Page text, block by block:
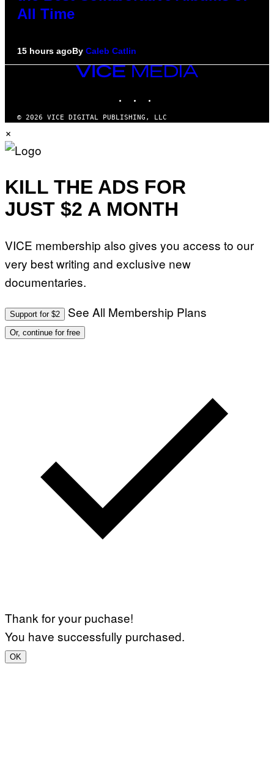
All Time
15 hours agoBy Caleb Catlin
VICE
© 2026 VICE DIGITAL PUBLISHING, LLC
×
KILL THE ADS FOR
JUST $2 A MONTH
VICE membership also gives you access to our
very best writing and exclusive new
documentaries.
Support for $2 See All Membership Plans
Or, continue for free
Thank for your puchase!
You have successfully purchased.
OK